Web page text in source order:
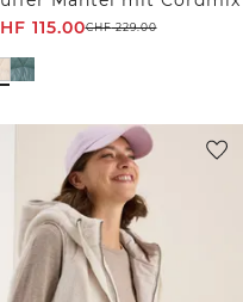
115.00CHF229.00